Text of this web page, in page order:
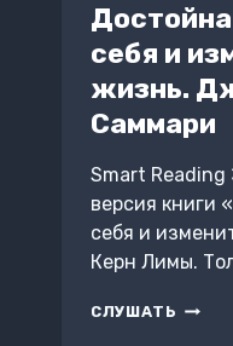
себя и
жизнь.
Саммари
Smart Reading
версия книги
себя и
Керн Лимы.
СЛУШАТЬ